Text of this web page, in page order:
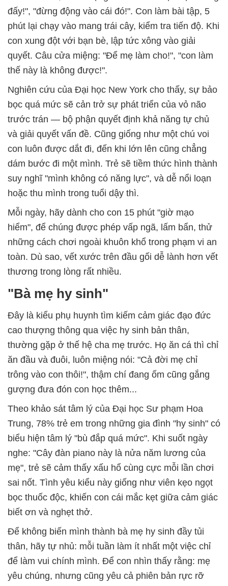
đấy!", "đừng động vào cái đó!". Con làm bài tập, 5
phút lại chạy vào mang trái cây, kiểm tra tiến độ. Khi
con xung đột với bạn bè, lập tức xông vào giải
quyết. Câu cửa miệng: "Để mẹ làm cho!", "con làm
thế này là không được!".
Nghiên cứu của Đại học New York cho thấy, sự bảo
bọc quá mức sẽ cản trở sự phát triển của vỏ não
trước trán — bộ phận quyết định khả năng tự chủ
và giải quyết vấn đề. Cũng giống như một chú voi
con luôn được dắt đi, đến khi lớn lên cũng chẳng
dám bước đi một mình. Trẻ sẽ tiềm thức hình thành
suy nghĩ "mình không có năng lực", và dễ nổi loạn
hoặc thu mình trong tuổi dậy thì.
Mỗi ngày, hãy dành cho con 15 phút "giờ mạo
hiểm", để chúng được phép vấp ngã, lấm bẩn, thử
những cách chơi ngoài khuôn khổ trong phạm vi an
toàn. Dù sao, vết xước trên đầu gối dễ lành hơn vết
thương trong lòng rất nhiều.
"Bà mẹ hy sinh"
Đây là kiểu phụ huynh tìm kiếm cảm giác đạo đức
cao thượng thông qua việc hy sinh bản thân,
thường gặp ở thế hệ cha mẹ trước. Họ ăn cá thì chỉ
ăn đầu và đuôi, luôn miệng nói: "Cả đời mẹ chỉ
trông vào con thôi!", thậm chí đang ốm cũng gắng
gượng đưa đón con học thêm...
Theo khảo sát tâm lý của Đại học Sư phạm Hoa
Trung, 78% trẻ em trong những gia đình "hy sinh" có
biểu hiện tâm lý "bù đắp quá mức". Khi suốt ngày
nghe: "Cây đàn piano này là nửa năm lương của
mẹ", trẻ sẽ cảm thấy xấu hổ cùng cực mỗi lần chơi
sai nốt. Tình yêu kiểu này giống như viên kẹo ngọt
bọc thuốc độc, khiến con cái mắc kẹt giữa cảm giác
biết ơn và nghẹt thở.
Để không biến mình thành bà mẹ hy sinh đầy tủi
thân, hãy tự nhủ: mỗi tuần làm ít nhất một việc chỉ
để làm vui chính mình. Để con nhìn thấy rằng: mẹ
yêu chúng, nhưng cũng yêu cả phiên bản rực rỡ